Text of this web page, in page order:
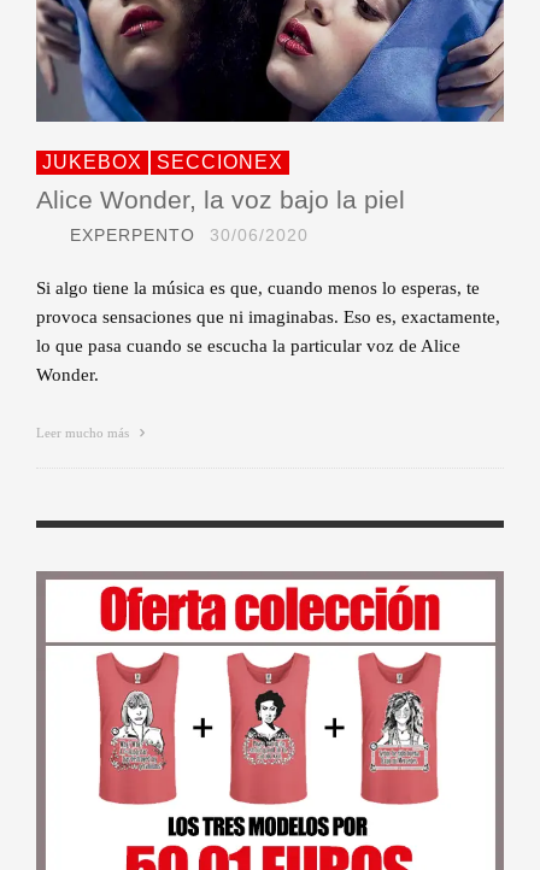
JUKEBOX SECCIONEX
Alice Wonder, la voz bajo la piel
EXPERPENTO 30/06/2020
Si algo tiene la música es que, cuando menos lo esperas, te
provoca sensaciones que ni imaginabas. Eso es, exactamente,
lo que pasa cuando se escucha la particular voz de Alice
Wonder.
Leer mucho más